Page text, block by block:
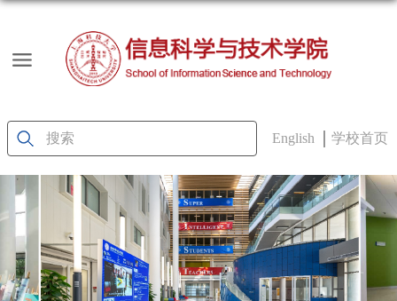
English 学校首页